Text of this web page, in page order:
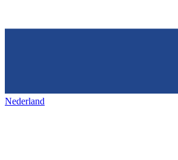
Nederland